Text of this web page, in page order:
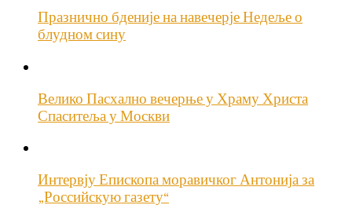
Празнично бденије на навечерје Недеље о
блудном сину
Велико Пасхално вечерње у Храму Христа
Спаситеља у Москви
Интервју Епископа моравичког Антонија за
„Российскую газету“